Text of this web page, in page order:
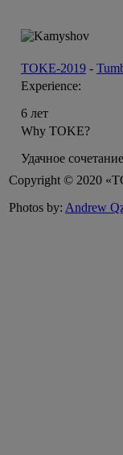
TOKE-2019 -
Experience:
6 лет
Why TOKE?
Удачное
Copyright © 2020
Photos by: Andrew